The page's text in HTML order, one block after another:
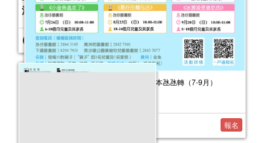
2026年嬰幼兒親子閱讀推廣活動-嬰幼繪本氹氹轉（7-9月）
報名